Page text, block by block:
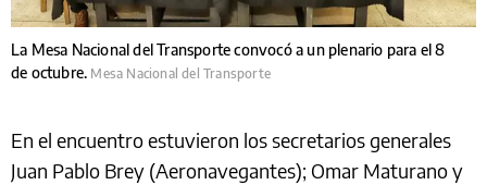
La Mesa Nacional del Transporte convocó a un plenario para el 8
de octubre. Mesa Nacional del Transporte
En el encuentro estuvieron los secretarios generales
Juan Pablo Brey (Aeronavegantes); Omar Maturano y